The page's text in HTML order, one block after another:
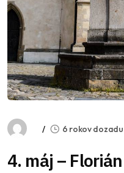
6 rokov dozadu
4. máj –